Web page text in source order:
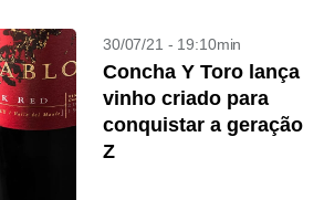
30/07/21 - 19:10min
Concha Y Toro lança
vinho criado para
conquistar a geração
Z